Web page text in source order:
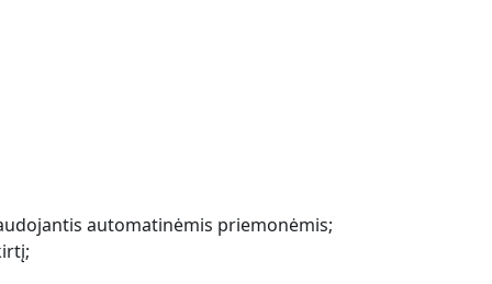
automatinėmis priemonėmis;